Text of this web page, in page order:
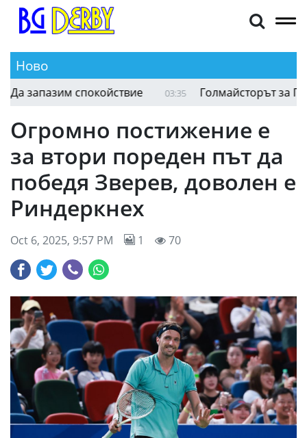
Ново
03:58 Иняки Пеня след равенството с ЦСКА 1948: Да
Огромно постижение е
за втори пореден път да
победя Зверев, доволен е
Риндеркнех
Oct 6, 2025, 9:57 PM 1 70